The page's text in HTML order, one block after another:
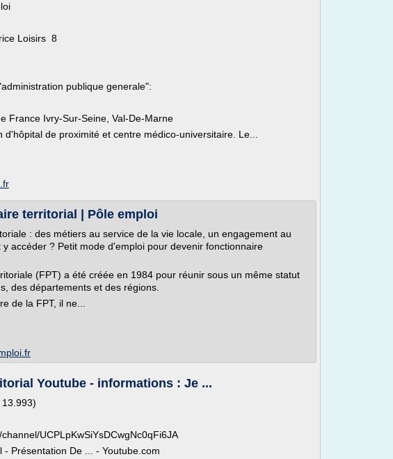
Loisirs 8
publique generale":
France Ivry-Sur-Seine, Val-De-Marne
d'hôpital de proximité et centre médico-universitaire. Le...
territorial | Pôle emploi
: des métiers au service de la vie locale, un engagement au
accéder ? Petit mode d'emploi pour devenir fonctionnaire
(FPT) a été créée en 1984 pour réunir sous un même statut
des départements et des régions.
de la FPT, il ne...
Youtube - informations : Je ...
UCPLpKwSiYsDCwgNc0qFi6JA
- Présentation De ... - Youtube.com